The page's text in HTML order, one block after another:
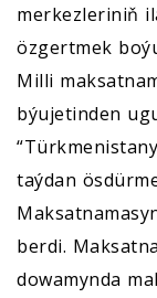
merkezleriniň
özgertmek
Milli
býujetinden
taýdan
berdi.
dowamynda